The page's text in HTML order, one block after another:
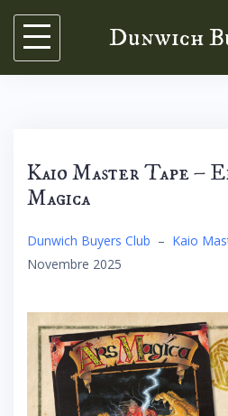
Skip
content
Dunwich
Kaio Master Tape –
Magica
Dunwich Buyers Club – Kaio
Novembre 2025